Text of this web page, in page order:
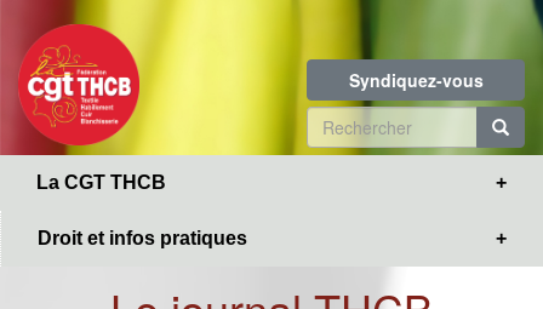
contenu
principal
Syndiquez-vous
Formulaire
de
La CGT THCB
Droit et infos pratiques